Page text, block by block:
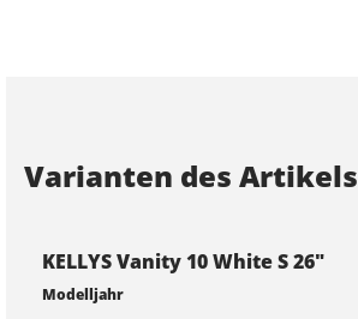
Varianten des Artikels
KELLYS Vanity 10 White S 26"
Modelljahr